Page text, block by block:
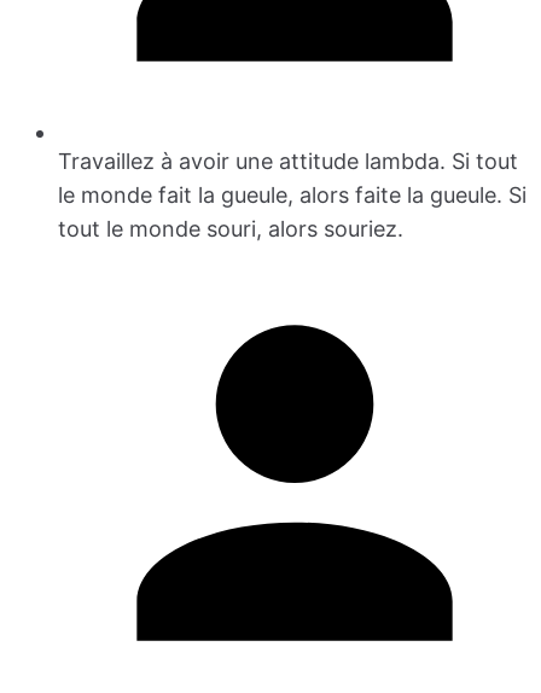
Travaillez à avoir une attitude lambda. Si tout
le monde fait la gueule, alors faite la gueule. Si
tout le monde souri, alors souriez.